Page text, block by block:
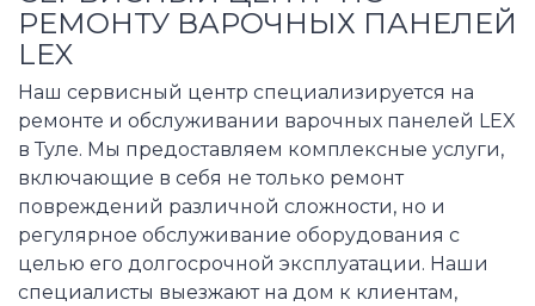
РЕМОНТУ ВАРОЧНЫХ ПАНЕЛЕЙ
LEX
Наш сервисный центр специализируется на
ремонте и обслуживании варочных панелей LEX
в Туле. Мы предоставляем комплексные услуги,
включающие в себя не только ремонт
повреждений различной сложности, но и
регулярное обслуживание оборудования с
целью его долгосрочной эксплуатации. Наши
специалисты выезжают на дом к клиентам,